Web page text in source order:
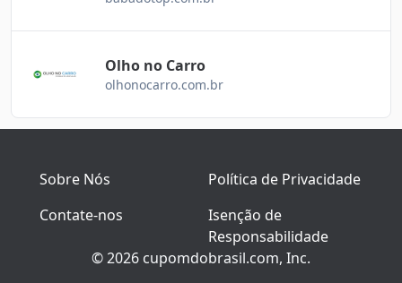
Olho no Carro
olhonocarro.com.br
Sobre Nós
Política de Privacidade
Contate-nos
Isenção de
Responsabilidade
© 2026 cupomdobrasil.com, Inc.